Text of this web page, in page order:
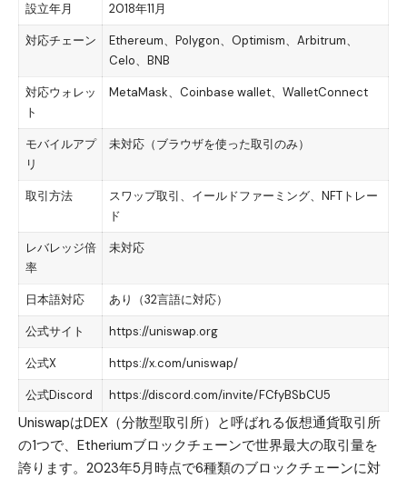
設立年月 2018年11月
対応チェーン
Ethereum、Polygon、Optimism、Arbitrum、
Celo、BNB
対応ウォレッ
ト
MetaMask、Coinbase wallet、WalletConnect
モバイルアプ
リ
未対応（ブラウザを使った取引のみ）
取引方法
スワップ取引、イールドファーミング、NFTトレー
ド
レバレッジ倍
率
未対応
日本語対応 あり（32言語に対応）
公式サイト https://uniswap.org
公式X https://x.com/uniswap/
公式Discord https://discord.com/invite/FCfyBSbCU5
UniswapはDEX（分散型取引所）と呼ばれる仮想通貨取引所
の1つで、Etheriumブロックチェーンで世界最大の取引量を
誇ります。2023年5月時点で6種類のブロックチェーンに対